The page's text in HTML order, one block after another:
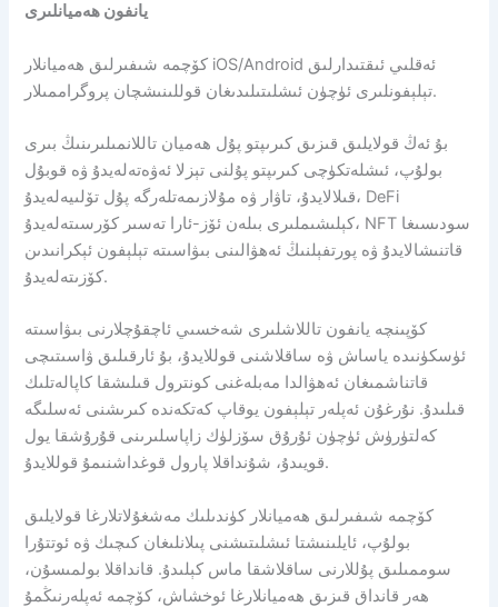
يانفون ھەميانلىرى
كۆچمە شىفىرلىق ھەميانلار iOS/Android ئەقلىي ئىقتىدارلىق
تېلېفونلىرى ئۈچۈن ئىشلىتىلىدىغان قوللىنىشچان پروگراممىلار.
بۇ ئەڭ قولايلىق قىزىق كىرىپتو پۇل ھەميان تاللانمىلىرىنىڭ بىرى
بولۇپ، ئىشلەتكۈچى كىرىپتو پۇلنى تېزلا ئەۋەتەلەيدۇ ۋە قوبۇل
قىلالايدۇ، تاۋار ۋە مۇلازىمەتلەرگە پۇل تۆلىيەلەيدۇ، DeFi
كېلىشىملىرى بىلەن ئۆز-ئارا تەسىر كۆرسىتەلەيدۇ، NFT سودىسىغا
قاتنىشالايدۇ ۋە پورتفېلنىڭ ئەھۋالىنى بىۋاسىتە تېلېفون ئېكرانىدىن
كۆزىتەلەيدۇ.
كۆپىنچە يانفون تاللاشلىرى شەخسىي ئاچقۇچلارنى بىۋاسىتە
ئۈسكۈنىدە ياساش ۋە ساقلاشنى قوللايدۇ، بۇ ئارقىلىق ۋاسىتىچى
قاتناشمىغان ئەھۋالدا مەبلەغنى كونترول قىلىشقا كاپالەتلىك
قىلىدۇ. نۇرغۇن ئەپلەر تېلېفون يوقاپ كەتكەندە كىرىشنى ئەسلىگە
كەلتۈرۈش ئۈچۈن ئۇرۇق سۆزلۈك زاپاسلىرىنى قۇرۇشقا يول
قويىدۇ، شۇنداقلا پارول قوغداشنىمۇ قوللايدۇ.
كۆچمە شىفىرلىق ھەميانلار كۈندىلىك مەشغۇلاتلارغا قولايلىق
بولۇپ، ئايلىنىشتا ئىشلىتىشنى پىلانلىغان كىچىك ۋە ئوتتۇرا
سوممىلىق پۇللارنى ساقلاشقا ماس كېلىدۇ. قانداقلا بولمىسۇن،
ھەر قانداق قىزىق ھەميانلارغا ئوخشاش، كۆچمە ئەپلەرنىڭمۇ